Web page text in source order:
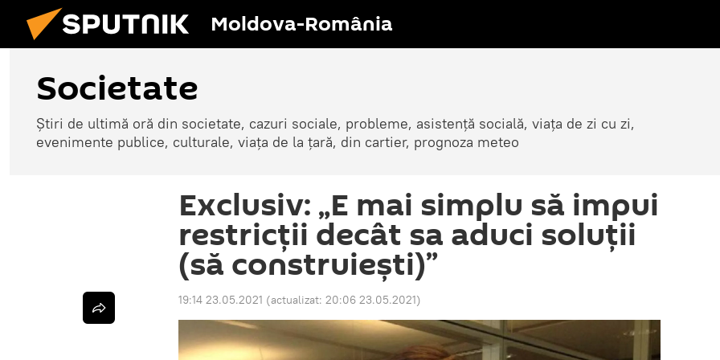
Moldova-România
Societate
Știri de ultimă oră din societate, cazuri sociale, probleme, asistență socială, viața de zi cu zi,
evenimente publice, culturale, viața de la țară, din cartier, prognoza meteo
Exclusiv: „E mai simplu să impui
restricții decât sa aduci soluții
(să construieşti)”
19:14 23.05.2021 (actualizat: 20:06 23.05.2021)